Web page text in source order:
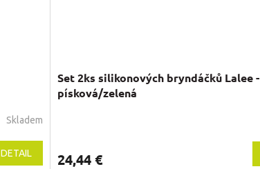
Skladem
DETAIL
Set 2ks silikonových bryndáčků Lalee -
písková/zelená
24,44 €